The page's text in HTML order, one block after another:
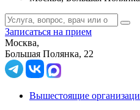
Записаться на прием
Москва,
Большая Полянка, 22
Вышестоящие